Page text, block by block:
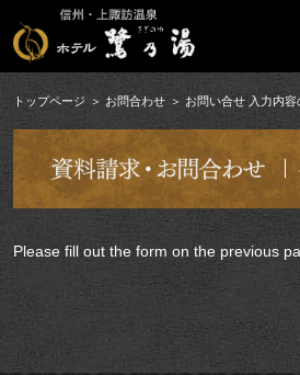
トップページ お問合わせ お問い合せ 入力内容
Please fill out the form on the previous